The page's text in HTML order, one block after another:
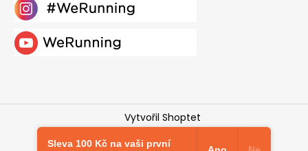
Vytvořil Shoptet
Copyright 2026
Werunning.cz
Sleva 100 Kč na vaši první